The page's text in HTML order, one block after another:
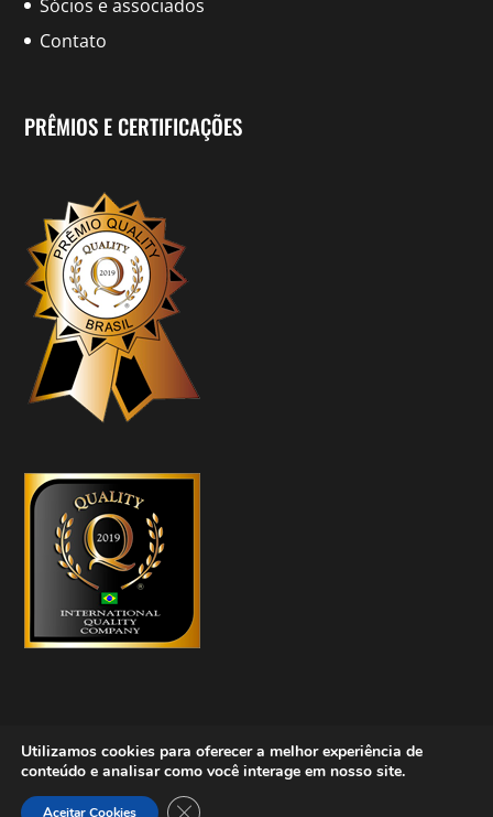
Sócios e associados
Contato
PRÊMIOS E CERTIFICAÇÕES
Utilizamos cookies para oferecer a melhor experiência de
conteúdo e analisar como você interage em nosso site.
Aceitar Cookies Close GDPR Cookie Banner